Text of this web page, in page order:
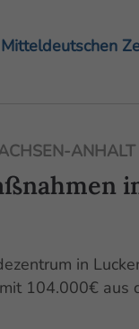
ANHALT
in
104.000€ aus